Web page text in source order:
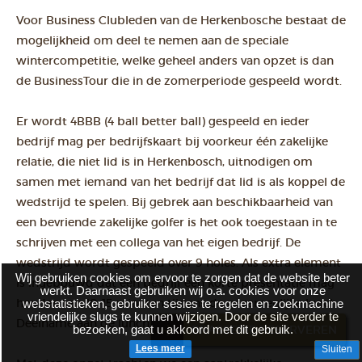
Wij gebruiken cookies om ervoor te zorgen dat de website beter
werkt. Daarnaast gebruiken wij o.a. cookies voor onze
webstatistieken, gebruiker sesies te regelen en zoekmachine
vriendelijke slugs te kunnen wijzigen. Door de site verder te
bezoeken, gaat u akkoord met dit gebruik.
Lees meer Sluiten
Voor Business Clubleden van de Herkenbosche bestaat de
mogelijkheid om deel te nemen aan de speciale
wintercompetitie, welke geheel anders van opzet is dan
de BusinessTour die in de zomerperiode gespeeld wordt.
Er wordt 4BBB (4 ball better ball) gespeeld en ieder
bedrijf mag per bedrijfskaart bij voorkeur één zakelijke
relatie, die niet lid is in Herkenbosch, uitnodigen om
samen met iemand van het bedrijf dat lid is als koppel de
wedstrijd te spelen. Bij gebrek aan beschikbaarheid van
een bevriende zakelijke golfer is het ook toegestaan in te
schrijven met een collega van het eigen bedrijf. De
wedstrijd wordt gespeeld over 9 holes. Als extra element
is ingebouwd dat een bedrijf een korte presentatie mag
houden van 10-15 minuten tijdens de gezamenlijke lunch.
Deelname aan de lunch is verplicht.BRASSERIE RESERVEREN